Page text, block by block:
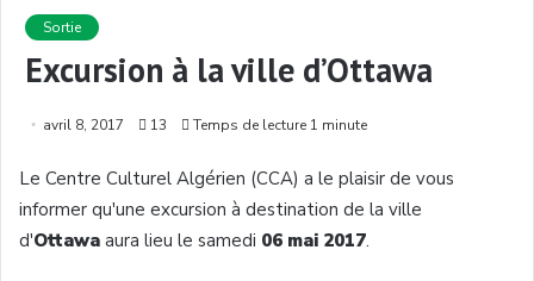
Sortie
Excursion à la ville d’Ottawa
avril 8, 2017 13 Temps de lecture 1 minute
Le Centre Culturel Algérien (CCA) a le plaisir de vous
informer qu'une excursion à destination de la ville
d'Ottawa aura lieu le samedi 06 mai 2017.